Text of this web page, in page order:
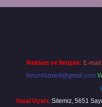
Reklam ve İletişim: E-mail:
forumhizmeti@gmail.com
Yasal Uyarı: Sitemiz, 5651